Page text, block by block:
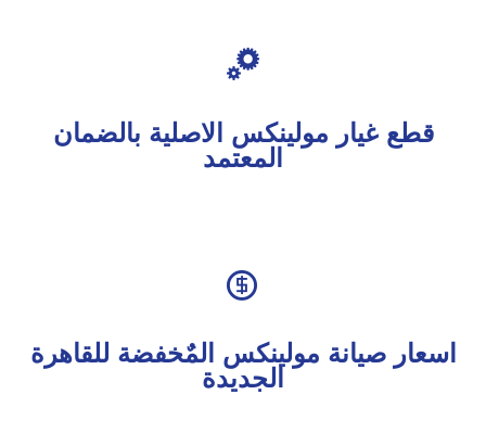

قطع غيار مولينكس الاصلية بالضمان
المعتمد

اسعار صيانة مولينكس المٌخفضة للقاهرة
الجديدة